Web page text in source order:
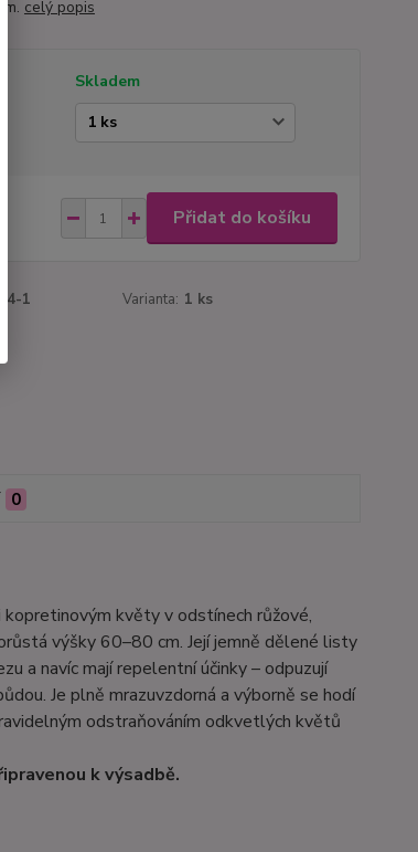
celý popis
Skladem
Přidat do košíku
1 Varianta: 1 ks
0
květy v odstínech růžové,
výšky 60–80 cm. Její jemně dělené listy
a navíc mají repelentní účinky – odpuzují
Je plně mrazuvzdorná a výborně se hodí
odstraňováním odkvetlých květů
k výsadbě.